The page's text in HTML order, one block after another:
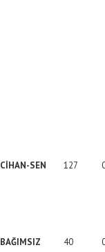
CİHAN-SEN 127
BAĞIMSIZ 40